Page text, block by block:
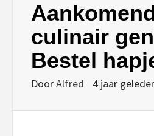
culinair
Bestel
DoorAlfred 4 jaar